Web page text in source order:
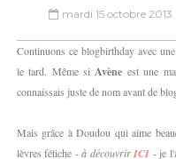
mardi 15 octobre 2013
Continuons ce blogbirthday avec
le tard. Même si Avène est une
connaissais juste de nom avant de
Mais grâce à Doudou qui aime
lèvres fétiche -à découvrirICI - je